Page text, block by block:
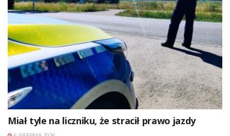
Miał tyle na liczniku, że stracił prawo jazdy